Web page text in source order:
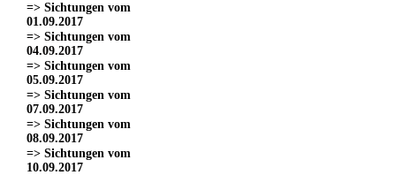
=> Sichtungen vom
01.09.2017
=> Sichtungen vom
04.09.2017
=> Sichtungen vom
05.09.2017
=> Sichtungen vom
07.09.2017
=> Sichtungen vom
08.09.2017
=> Sichtungen vom
10.09.2017